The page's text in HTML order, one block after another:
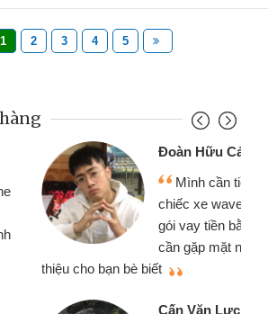
1 2 3 4 5
Đoàn Hữu Cảnh
Mình cần tiền gấp nên định cầm cố
chiếc xe wave nhưng thật may đã có
gói vay tiền bằng CMND online không
cần gặp mặt nên rất tiện lợi, sẽ giới
Cấn Văn Lực - Tạp hóa